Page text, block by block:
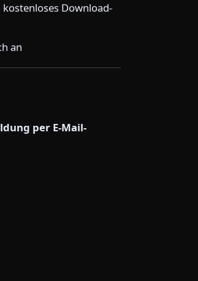
Download-
an
per E-Mail-